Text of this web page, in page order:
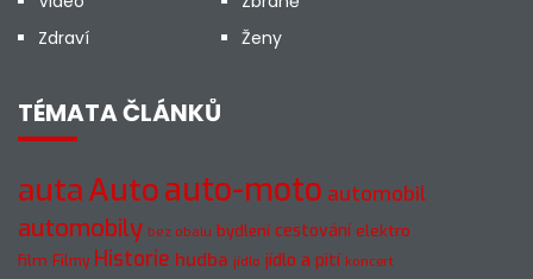
Zdraví
Ženy
TÉMATA ČLÁNKŮ
autaAutoauto-moto automobil
automobily bez obalu bydlení cestování elektro
film Filmy Historie hudba jídlo jídlo a pití koncert